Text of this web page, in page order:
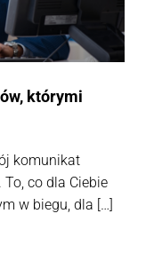
którymi
komunikat
To, co dla Ciebie
w biegu, dla […]